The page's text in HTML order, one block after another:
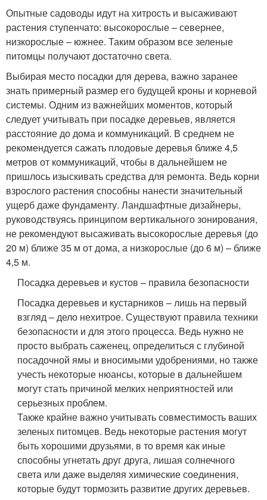
Опытные садоводы идут на хитрость и высаживают
растения ступенчато: высокорослые – севернее,
низкорослые – южнее. Таким образом все зеленые
питомцы получают достаточно света.
Выбирая место посадки для дерева, важно заранее
знать примерный размер его будущей кроны и корневой
системы. Одним из важнейших моментов, который
следует учитывать при посадке деревьев, является
расстояние до дома и коммуникаций. В среднем не
рекомендуется сажать плодовые деревья ближе 4,5
метров от коммуникаций, чтобы в дальнейшем не
пришлось изыскивать средства для ремонта. Ведь корни
взрослого растения способны нанести значительный
ущерб даже фундаменту. Ландшафтные дизайнеры,
руководствуясь принципом вертикального зонирования,
не рекомендуют высаживать высокорослые деревья (до
20 м) ближе 35 м от дома, а низкорослые (до 6 м) – ближе
4,5 м.
Посадка деревьев и кустов – правила безопасности
Посадка деревьев и кустарников – лишь на первый
взгляд – дело нехитрое. Существуют правила техники
безопасности и для этого процесса. Ведь нужно не
просто выбрать саженец, определиться с глубиной
посадочной ямы и вносимыми удобрениями, но также
учесть некоторые нюансы, которые в дальнейшем
могут стать причиной мелких неприятностей или
серьезных проблем.
Также крайне важно учитывать совместимость ваших
зеленых питомцев. Ведь некоторые растения могут
быть хорошими друзьями, в то время как иные
способны угнетать друг друга, лишая солнечного
света или даже выделяя химические соединения,
которые будут тормозить развитие других деревьев.